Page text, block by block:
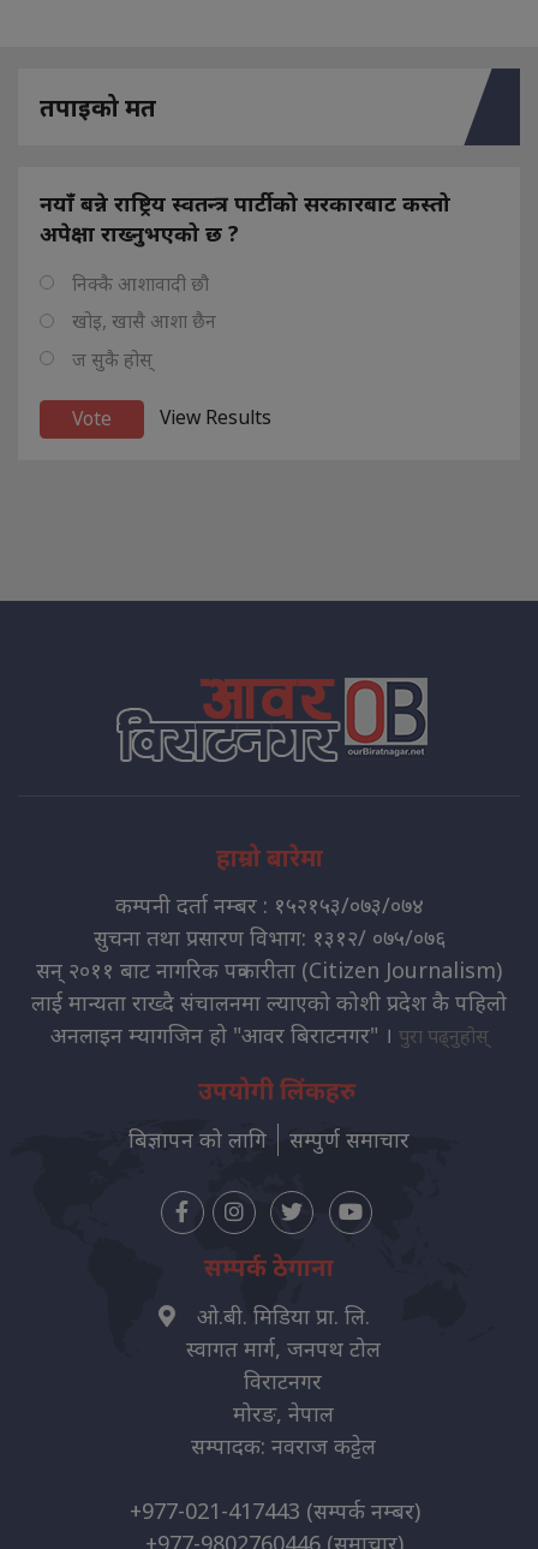
तपाइको मत
नयाँ बन्ने राष्ट्रिय स्वतन्त्र पार्टीको सरकारबाट कस्तो
अपेक्षा राख्नुभएको छ ?
निक्कै आशावादी छौ
खोइ, खासै आशा छैन
ज सुकै होस्
View Results
हाम्रो बारेमा
कम्पनी दर्ता नम्बर : १५२१५३/०७३/०७४
सुचना तथा प्रसारण विभाग: १३१२/ ०७५/०७६
सन् २०११ बाट नागरिक पत्रकारीता (Citizen Journalism)
लाई मान्यता राख्दै संचालनमा ल्याएको कोशी प्रदेश कै पहिलो
अनलाइन म्यागजिन हो "आवर बिराटनगर" । पुरा पढ्नुहोस्
उपयोगी लिंकहरु
बिज्ञापन को लागि सम्पुर्ण समाचार
सम्पर्क ठेगाना
ओ.बी. मिडिया प्रा. लि.
स्वागत मार्ग, जनपथ टोल
विराटनगर
मोरङ, नेपाल
सम्पादक: नवराज कट्टेल
+977-021-417443 (सम्पर्क नम्बर)
+977-9802760446 (समाचार)